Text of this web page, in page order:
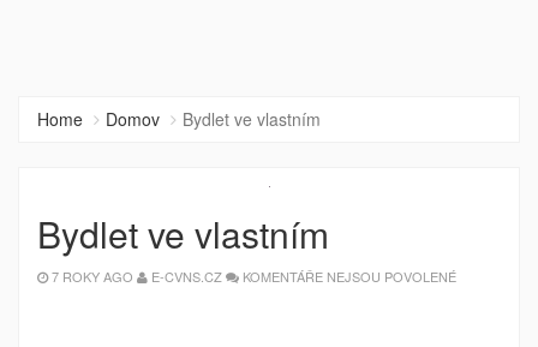
Home Domov Bydlet ve vlastním
Bydlet ve vlastním
7 ROKY AGO E-CVNS.CZ KOMENTÁŘE NEJSOU POVOLENÉU